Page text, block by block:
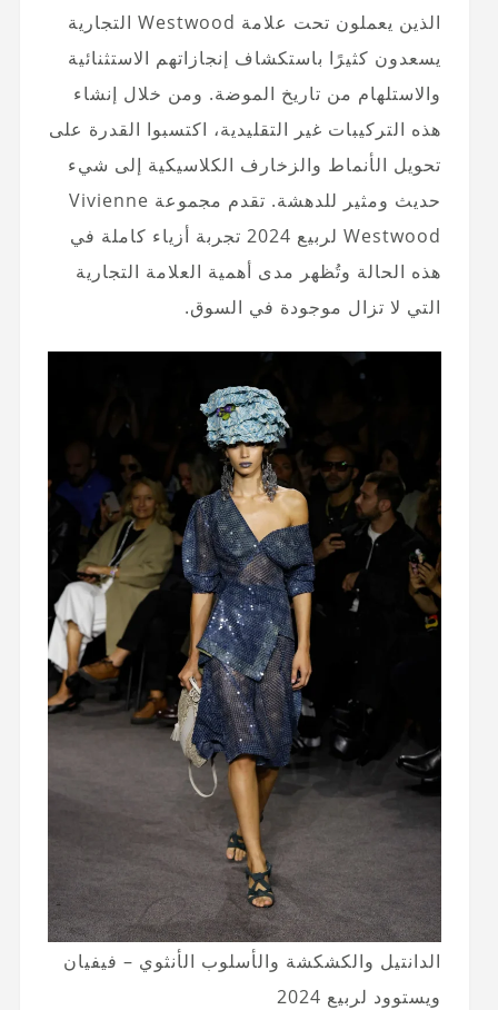
الذين يعملون تحت علامة Westwood التجارية
يسعدون كثيرًا باستكشاف إنجازاتهم الاستثنائية
والاستلهام من تاريخ الموضة. ومن خلال إنشاء
هذه التركيبات غير التقليدية، اكتسبوا القدرة على
تحويل الأنماط والزخارف الكلاسيكية إلى شيء
حديث ومثير للدهشة. تقدم مجموعة Vivienne
Westwood لربيع 2024 تجربة أزياء كاملة في
هذه الحالة وتُظهر مدى أهمية العلامة التجارية
التي لا تزال موجودة في السوق.
الدانتيل والكشكشة والأسلوب الأنثوي – فيفيان
ويستوود لربيع 2024